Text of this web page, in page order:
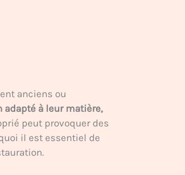
anciens ou
adapté à leur matière,
peut provoquer des
il est essentiel de